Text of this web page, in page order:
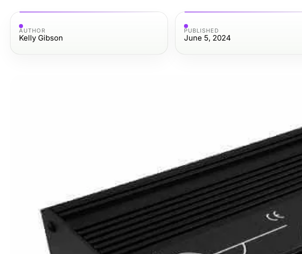
AUTHOR
Kelly Gibson
PUBLISHED
June 5, 2024